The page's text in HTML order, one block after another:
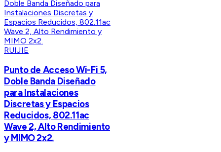
RUIJIE
Punto de Acceso Wi-Fi 5,
Doble Banda Diseñado
para Instalaciones
Discretas y Espacios
Reducidos, 802.11ac
Wave 2, Alto Rendimiento
y MIMO 2x2.